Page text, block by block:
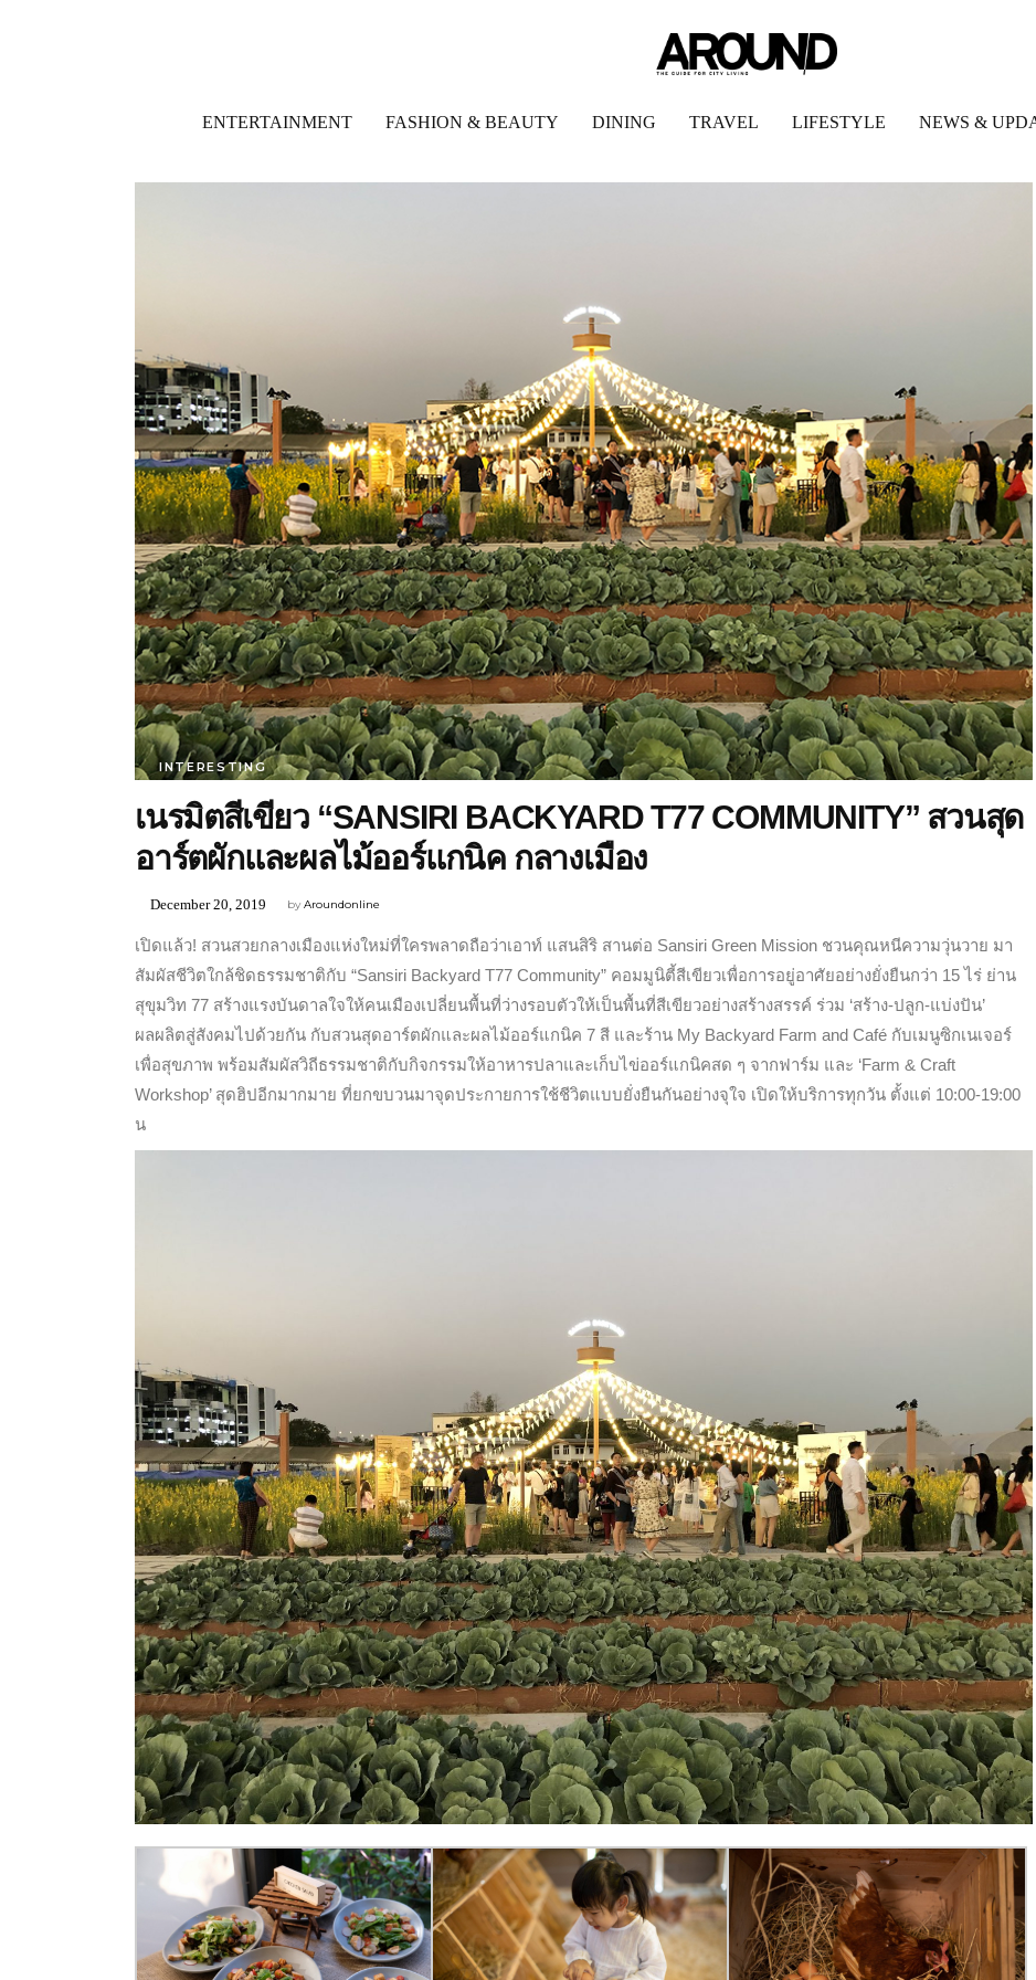
ENTERTAINMENT FASHION & BEAUTY DINING TRAVEL LIFESTYLE NEWS &
INTERESTING
เนรมิตสีเขียว “SANSIRI BACKYARD T77 COMMUNITY” สวนสุด
อาร์ตผักและผลไม้ออร์แกนิค กลางเมือง
byAroundonline
December 20, 2019
เปิดแล้ว! สวนสวยกลางเมืองแห่งใหม่ที่ใครพลาดถือว่าเอาท์ แสนสิริ สานต่อ Sansiri Green Mission ชวนคุณหนีความวุ่นวาย มา
สัมผัสชีวิตใกล้ชิดธรรมชาติกับ “Sansiri Backyard T77 Community” คอมมูนิตี้สีเขียวเพื่อการอยู่อาศัยอย่างยั่งยืนกว่า 15 ไร่ ย่าน
สุขุมวิท 77 สร้างแรงบันดาลใจให้คนเมืองเปลี่ยนพื้นที่ว่างรอบตัวให้เป็นพื้นที่สีเขียวอย่างสร้างสรรค์ ร่วม ‘สร้าง-ปลูก-แบ่งปัน’
ผลผลิตสู่สังคมไปด้วยกัน กับสวนสุดอาร์ตผักและผลไม้ออร์แกนิค 7 สี และร้าน My Backyard Farm and Café กับเมนูซิกเนเจอร์
เพื่อสุขภาพ พร้อมสัมผัสวิถีธรรมชาติกับกิจกรรมให้อาหารปลาและเก็บไข่ออร์แกนิคสด ๆ จากฟาร์ม และ ‘Farm & Craft
Workshop’ สุดฮิปอีกมากมาย ที่ยกขบวนมาจุดประกายการใช้ชีวิตแบบยั่งยืนกันอย่างจุใจ เปิดให้บริการทุกวัน ตั้งแต่ 10:00-19:00
น